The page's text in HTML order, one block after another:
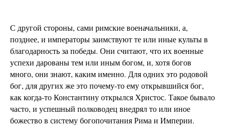
С другой стороны, сами римские военачальники, а,
позднее, и императоры заимствуют те или иные культы в
благодарность за победы. Они считают, что их военные
успехи дарованы тем или иным богом, и, хотя богов
много, они знают, каким именно. Для одних это родовой
бог, для других же это почему-то ему открывшийся бог,
как когда-то Константину открылся Христос. Такое бывало
часто, и успешный полководец внедрял то или иное
божество в систему богопочитания Рима и Империи.